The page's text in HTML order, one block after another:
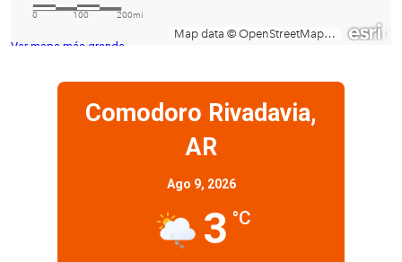
Ver mapa más grande
Comodoro Rivadavia,
AR
Ago 9, 2026
3 °C